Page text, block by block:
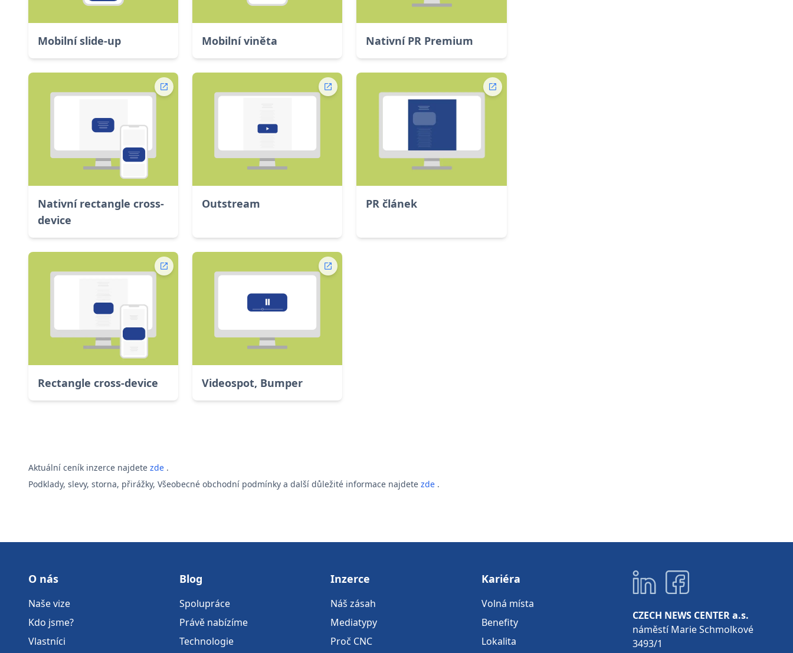
Mobilní slide-up Mobilní viněta Nativní PR Premium
Nativní rectangle cross-
device
Outstream PR článek
Rectangle cross-device Videospot, Bumper
Aktuální ceník inzerce najdete zde .
Podklady, slevy, storna, přirážky, Všeobecné obchodní podmínky a další důležité informace najdete zde .
O nás
Naše vize
Kdo jsme?
Vlastníci
Blog
Spolupráce
Právě nabízíme
Technologie
Inzerce
Náš zásah
Mediatypy
Proč CNC
Kariéra
Volná místa
Benefity
Lokalita
CZECH NEWS CENTER a.s.
náměstí Marie Schmolkové
3493/1